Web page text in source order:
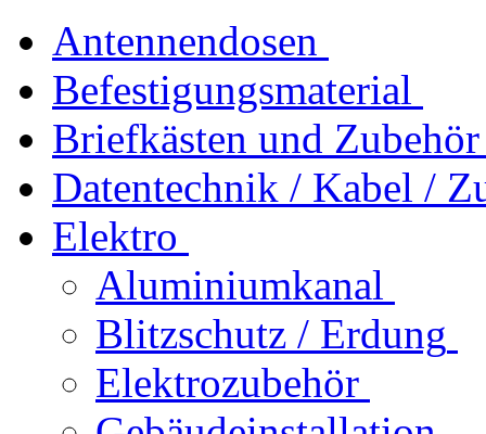
Antennendosen
Befestigungsmaterial
Briefkästen und Zubehör
Datentechnik / Kabel /
Elektro
Aluminiumkanal
Blitzschutz / Erdung
Elektrozubehör